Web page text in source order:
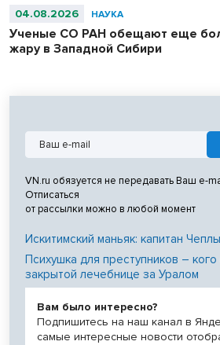
04.08.2026 НАУКА
Ученые СО РАН обещают еще
жару в Западной Сибири
VN.ru обязуется не передавать Ваш e-
Отписаться
от рассылки можно в любой момент
Искитимский маньяк: капитан
Психушка для преступников –
закрытой лечебнице за Уралом
Вам было интересно?
Подпишитесь на наш канал в
самые интересные новости